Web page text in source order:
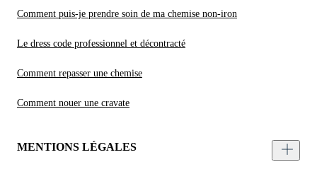
Comment puis-je prendre soin de ma chemise non-iron
Le dress code professionnel et décontracté
Comment repasser une chemise
Comment nouer une cravate
MENTIONS LÉGALES